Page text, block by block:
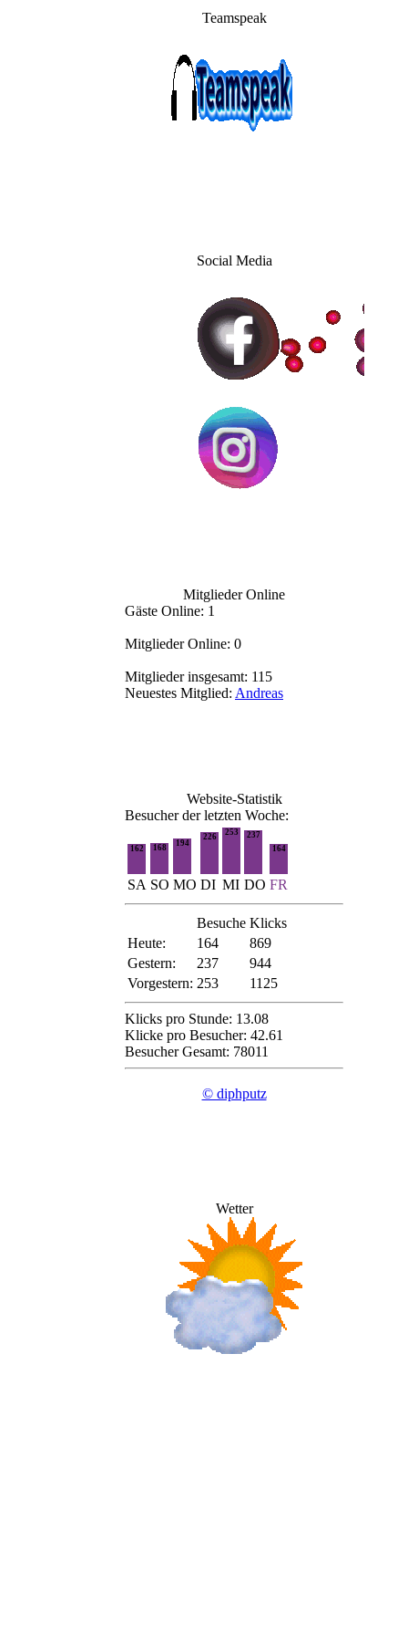
Teamspeak
Social Media
Mitglieder Online
Gäste Online: 1
Mitglieder Online: 0
Mitglieder insgesamt: 115
Neuestes Mitglied: Andreas
Website-Statistik
Besucher der letzten Woche:
162 168 194
226 253
237
164
SA SO MO DI MI DO FR
Besuche Klicks
Heute:
164
869
Gestern:
237
944
Vorgestern: 253 1125
Klicks pro Stunde: 13.08
Klicke pro Besucher: 42.61
Besucher Gesamt: 78011
© diphputz
Wetter